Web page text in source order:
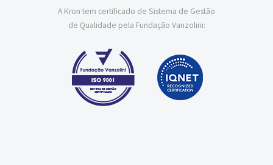
A Kron tem certificado de Sistema de Gestão
de Qualidade pela Fundação Vanzolini: